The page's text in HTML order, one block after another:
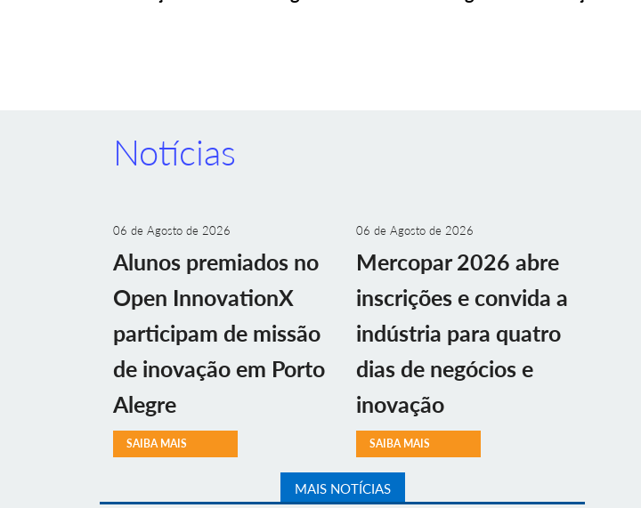
Notícias
06 de Agosto de 2026
Alunos premiados no
Open InnovationX
participam de missão
de inovação em Porto
Alegre
SAIBA MAIS
06 de Agosto de 2026
Mercopar 2026 abre
inscrições e convida a
indústria para quatro
dias de negócios e
inovação
SAIBA MAIS
MAIS NOTÍCIAS